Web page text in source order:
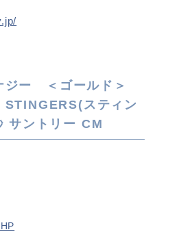
ジー ＜ゴールド＞
STINGERS(スティン
サントリー CM